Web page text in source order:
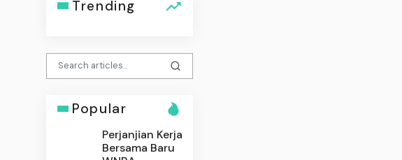
Trending
Popular
Perjanjian Kerja
Bersama Baru